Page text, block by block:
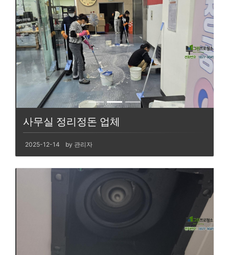
사무실 정리정돈 업체
2025-12-14 by 관리자